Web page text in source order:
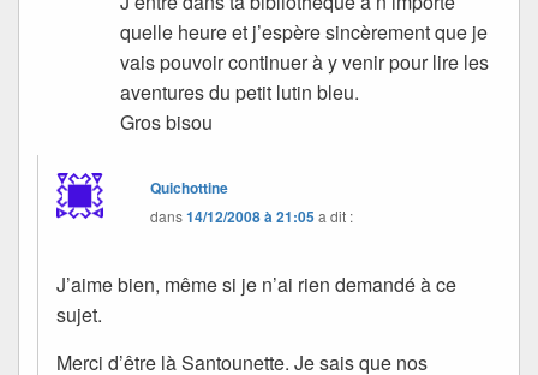
quelle heure et j’espère sincèrement que je
vais pouvoir continuer à y venir pour lire les
aventures du petit lutin bleu.
Gros bisou
Quichottine
dans14/12/2008 à 21:05a dit :
J’aime bien, même si je n’ai rien demandé à ce
sujet.
Merci d’être là Santounette. Je sais que nos